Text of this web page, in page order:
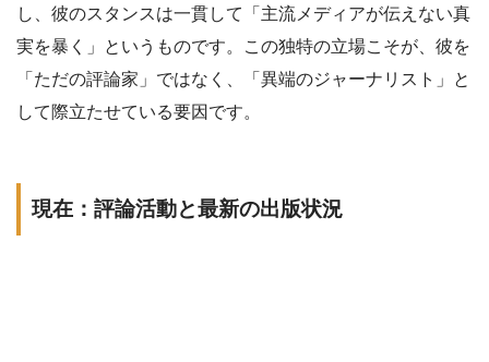
し、彼のスタンスは一貫して「主流メディアが伝えない真
実を暴く」というものです。この独特の立場こそが、彼を
「ただの評論家」ではなく、「異端のジャーナリスト」と
して際立たせている要因です。
現在：評論活動と最新の出版状況